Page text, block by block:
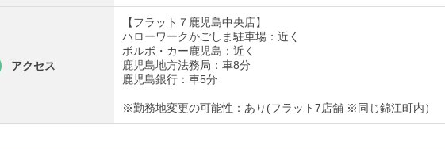
アクセス
【フラット７鹿児島中央店】
ハローワークかごしま駐車場：近く
ボルボ・カー鹿児島：近く
鹿児島地方法務局：車8分
鹿児島銀行：車5分
※勤務地変更の可能性：あり(フラット7店舗 ※同じ錦江町内）